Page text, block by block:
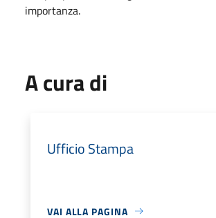
importanza.
A cura di
Ufficio Stampa
VAI ALLA PAGINA